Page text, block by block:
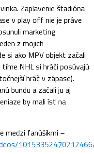
Zaplavenie štadióna
v play off nie je práve
marketing
z mojich
si ako MPV objekt začali
NHL si hráči posúvajú
hráč v zápase).
bundu a začali ju aj
by mali ísť na
medzi fanúšikmi –